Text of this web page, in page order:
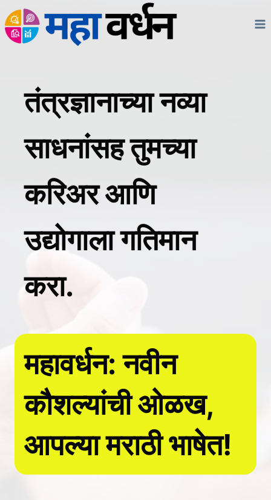
Skip
to
तंत्रज्ञानाच्या नव्या
साधनांसह तुमच्या
करिअर आणि
उद्योगाला गतिमान
करा.
महावर्धन: नवीन
कौशल्यांची ओळख,
आपल्या मराठी भाषेत!